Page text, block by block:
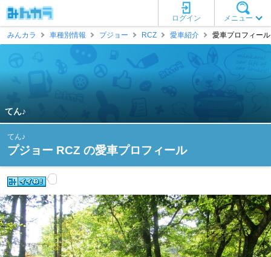
メニュー
ログイン
みんカラ
車種別情報 プジョー RCZ 愛車紹介 愛車プロフィー
てん♪
てん♪
プジョー RCZ の愛車プロフィール